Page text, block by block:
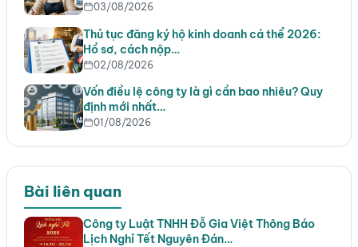
03/08/2026
Thủ tục đăng ký hộ kinh doanh cá thể 2026:
Hồ sơ, cách nộp…
02/08/2026
Vốn điều lệ công ty là gì cần bao nhiêu? Quy
định mới nhất…
01/08/2026
Bài liên quan
Công ty Luật TNHH Đỗ Gia Việt Thông Báo
Lịch Nghỉ Tết Nguyên Đán…